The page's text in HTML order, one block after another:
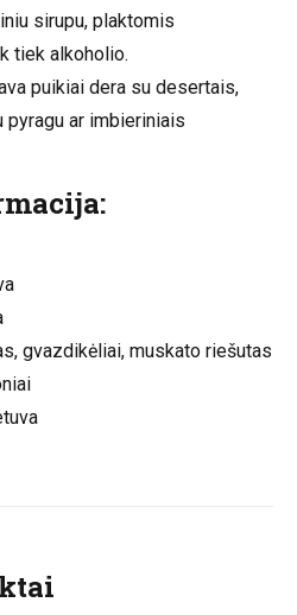
sirupu, plaktomis
tiek alkoholio.
puikiai dera su desertais,
ar imbieriniais
gvazdikėliai, muskato riešutas